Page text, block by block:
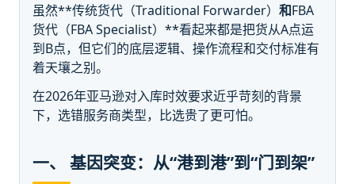
虽然**传统货代（Traditional Forwarder） 和FBA
货代（FBA Specialist）**看起来都是把货从A点运
到B点，但它们的底层逻辑、操作流程和交付标准有
着天壤之别。
在2026年亚马逊对入库时效要求近乎苛刻的背景
下，选错服务商类型，比选贵了更可怕。
一、 基因突变：从“港到港”到“门到架”